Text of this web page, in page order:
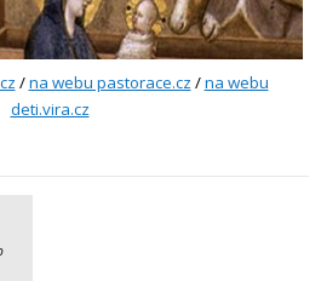
/na webu pastorace.cz /na webu
deti.vira.cz